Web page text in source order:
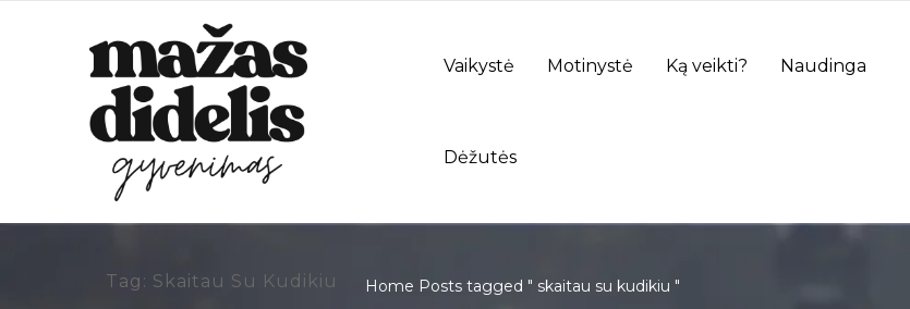
Vaikystė Motinystė Ką veikti? Naudinga
Dėžutės
Tag: Skaitau Su Kudikiu Home Posts tagged " skaitau su kudikiu "